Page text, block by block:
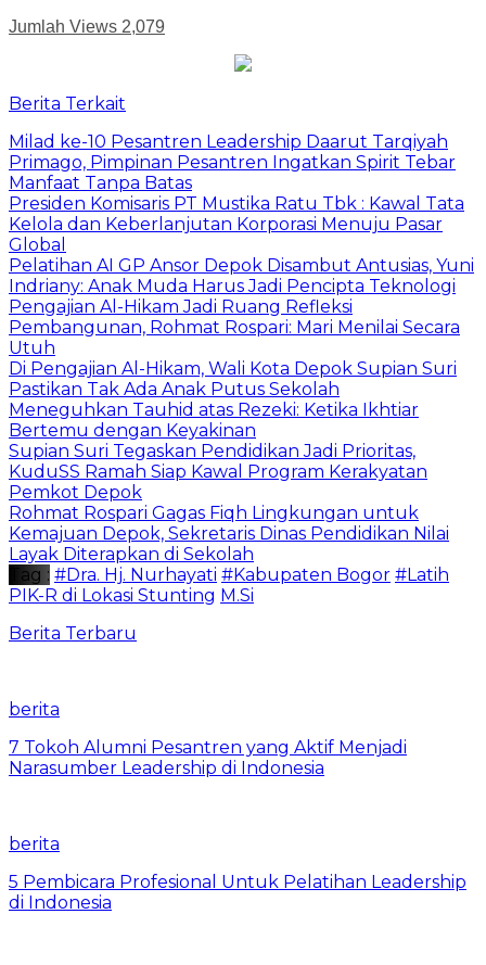
Jumlah Views 2,079
Berita Terkait
Milad ke-10 Pesantren Leadership Daarut Tarqiyah
Primago, Pimpinan Pesantren Ingatkan Spirit Tebar
Manfaat Tanpa Batas
Presiden Komisaris PT Mustika Ratu Tbk : Kawal Tata
Kelola dan Keberlanjutan Korporasi Menuju Pasar
Global
Pelatihan AI GP Ansor Depok Disambut Antusias, Yuni
Indriany: Anak Muda Harus Jadi Pencipta Teknologi
Pengajian Al-Hikam Jadi Ruang Refleksi
Pembangunan, Rohmat Rospari: Mari Menilai Secara
Utuh
Di Pengajian Al-Hikam, Wali Kota Depok Supian Suri
Pastikan Tak Ada Anak Putus Sekolah
Meneguhkan Tauhid atas Rezeki: Ketika Ikhtiar
Bertemu dengan Keyakinan
Supian Suri Tegaskan Pendidikan Jadi Prioritas,
KuduSS Ramah Siap Kawal Program Kerakyatan
Pemkot Depok
Rohmat Rospari Gagas Fiqh Lingkungan untuk
Kemajuan Depok, Sekretaris Dinas Pendidikan Nilai
Layak Diterapkan di Sekolah
Tag : #Dra. Hj. Nurhayati #Kabupaten Bogor #Latih
PIK-R di Lokasi Stunting M.Si
Berita Terbaru
berita
7 Tokoh Alumni Pesantren yang Aktif Menjadi
Narasumber Leadership di Indonesia
berita
5 Pembicara Profesional Untuk Pelatihan Leadership
di Indonesia